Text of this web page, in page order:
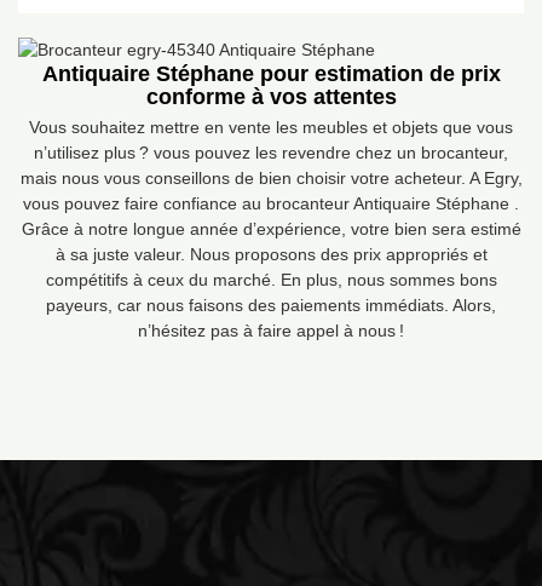
Antiquaire Stéphane pour estimation de prix
conforme à vos attentes
Vous souhaitez mettre en vente les meubles et objets que vous
n’utilisez plus ? vous pouvez les revendre chez un brocanteur,
mais nous vous conseillons de bien choisir votre acheteur. A Egry,
vous pouvez faire confiance au brocanteur Antiquaire Stéphane .
Grâce à notre longue année d’expérience, votre bien sera estimé
à sa juste valeur. Nous proposons des prix appropriés et
compétitifs à ceux du marché. En plus, nous sommes bons
payeurs, car nous faisons des paiements immédiats. Alors,
n’hésitez pas à faire appel à nous !